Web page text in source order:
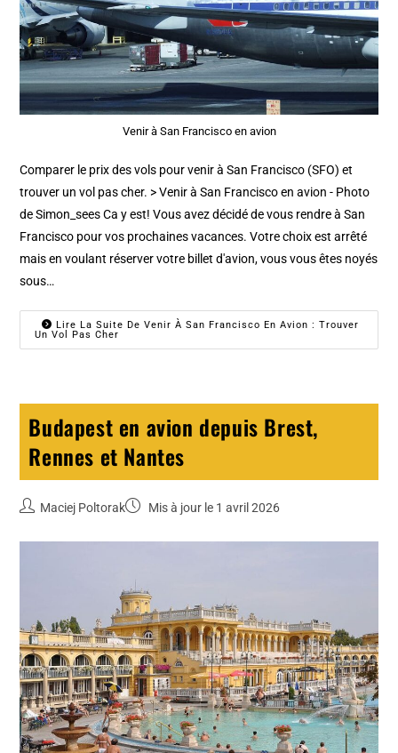
Venir à San Francisco en avion
Comparer le prix des vols pour venir à San Francisco (SFO) et
trouver un vol pas cher. > Venir à San Francisco en avion - Photo
de Simon_sees Ca y est! Vous avez décidé de vous rendre à San
Francisco pour vos prochaines vacances. Votre choix est arrêté
mais en voulant réserver votre billet d'avion, vous vous êtes noyés
sous…
Lire La Suite De Venir À San Francisco En Avion : Trouver
Un Vol Pas Cher
Budapest en avion depuis Brest,
Rennes et Nantes
Maciej Poltorak Mis à jour le 1 avril 2026